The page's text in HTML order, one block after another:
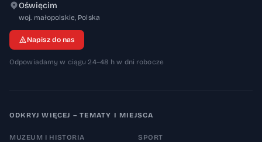
Oświęcim
woj. małopolskie, 32-600
Polska
Napisz do nas
Odpowiadamy w ciągu 24–48 h w dni robocze
ODKRYJ WIĘCEJ – TEMATY I MIEJSCA
MUZEUM I HISTORIA SPORT